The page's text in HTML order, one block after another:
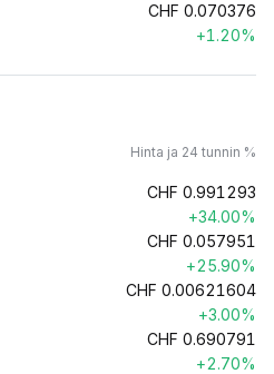
CHF 0.070376
+1.20%
Hinta ja 24 tunnin %
CHF 0.991293
+34.00%
CHF 0.057951
+25.90%
CHF 0.00621604
+3.00%
CHF 0.690791
+2.70%